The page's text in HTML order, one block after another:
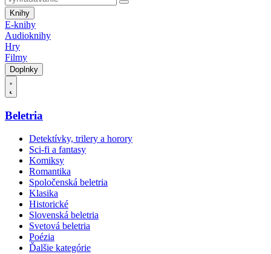
Knihy
E-knihy
Audioknihy
Hry
Filmy
Doplnky
Beletria
Detektívky, trilery a horory
Sci-fi a fantasy
Komiksy
Romantika
Spoločenská beletria
Klasika
Historické
Slovenská beletria
Svetová beletria
Poézia
Ďalšie kategórie